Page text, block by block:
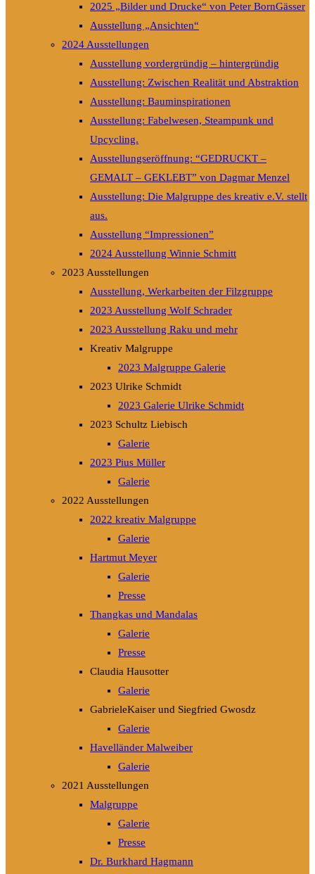
2025 „Bilder und Drucke“ von Peter BornGässer
Ausstellung „Ansichten“
2024 Ausstellungen
Ausstellung vordergründig – hintergründig
Ausstellung: Zwischen Realität und Abstraktion
Ausstellung: Bauminspirationen
Ausstellung: Fabelwesen, Steampunk und
Upcycling.
Ausstellungseröffnung: “GEDRUCKT –
GEMALT – GEKLEBT” von Dagmar Menzel
Ausstellung: Die Malgruppe des kreativ e.V. stellt
aus.
Ausstellung “Impressionen”
2024 Ausstellung Winnie Schmitt
2023 Ausstellungen
Ausstellung, Werkarbeiten der Filzgruppe
2023 Ausstellung Wolf Schrader
2023 Ausstellung Raku und mehr
Kreativ Malgruppe
2023 Malgruppe Galerie
2023 Ulrike Schmidt
2023 Galerie Ulrike Schmidt
2023 Schultz Liebisch
Galerie
2023 Pius Müller
Galerie
2022 Ausstellungen
2022 kreativ Malgruppe
Galerie
Hartmut Meyer
Galerie
Presse
Thangkas und Mandalas
Galerie
Presse
Claudia Hausotter
Galerie
GabrieleKaiser und Siegfried Gwosdz
Galerie
Havelländer Malweiber
Galerie
2021 Ausstellungen
Malgruppe
Galerie
Presse
Dr. Burkhard Hagmann